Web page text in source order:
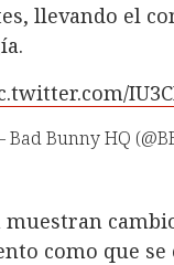
llevando el
Bunny HQ
como que